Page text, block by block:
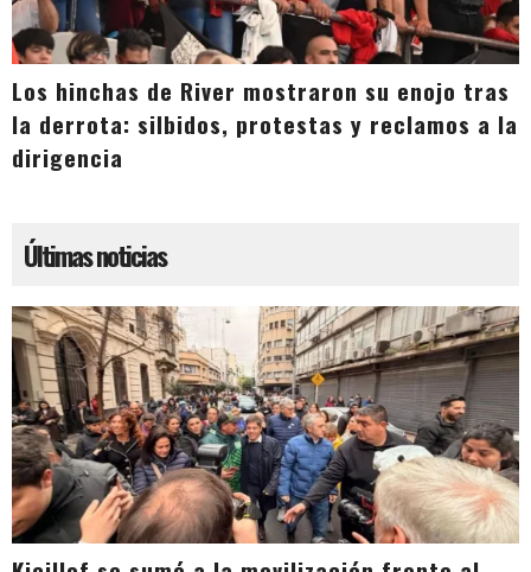
Los hinchas de River mostraron su enojo tras
la derrota: silbidos, protestas y reclamos a la
dirigencia
Últimas noticias